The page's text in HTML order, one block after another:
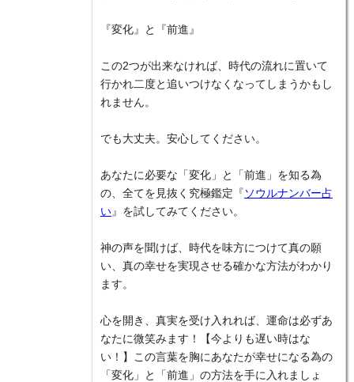
『変化』と『前進』
この2つが出来なければ、時代の流れに置いて
行かれ二度と追いつけなくなってしまうかもし
れません。
でも大丈夫。安心してください。
あなたに必要な「変化」と「前進」を知る為
の、全てを見抜く究極鑑定『 ソウルナンバー占
い 』を試してみてください。
神の声を聞けば、時代を味方につけて真の願
い、真の幸せを実現させる確かな方法がわかり
ます。
心を開き、真実を受け入れれば、運命は必ずあ
なたに微笑みます！【今よりも遅い時はな
い！】この言葉を胸にあなたが幸せになる為の
「変化」と「前進」の方法を手に入れましょ